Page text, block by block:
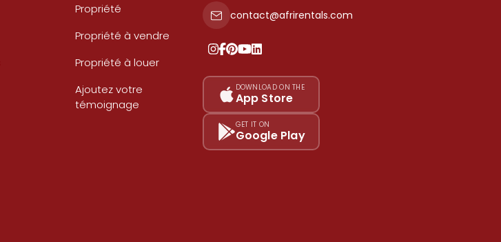
Propriété
Propriété à vendre
Propriété à louer
Ajoutez votre
témoignage
contact@afrirentals.com
DOWNLOAD ON THE
App Store
GET IT ON
Google Play